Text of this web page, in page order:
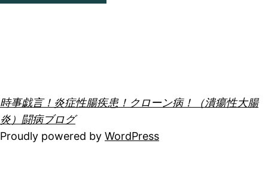
時事戯言！炎症性腸疾患！クローン病！（潰瘍性大腸
炎）闘病ブログ
Proudly powered by WordPress